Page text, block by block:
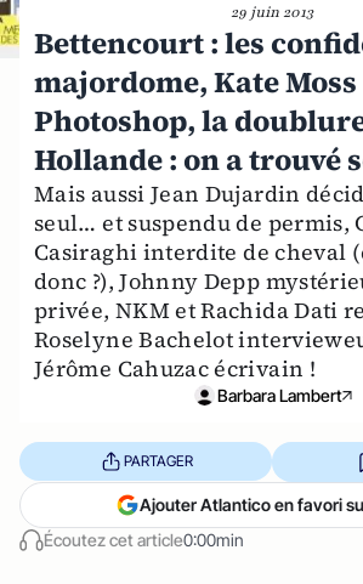
29 juin 2013
Bettencourt : les
majordome, Kate Moss
Photoshop, la
Hollande : on a trouvé
Mais aussi Jean Dujardin
seul… et suspendu de permis,
Casiraghi interdite de cheval
donc ?), Johnny Depp
privée, NKM et Rachida Dati
Roselyne Bachelot
Jérôme Cahuzac écrivain !
Barbara Lambert
Écoutez cet article0:00min
PARTAGER
Ajouter Atlantico en favori